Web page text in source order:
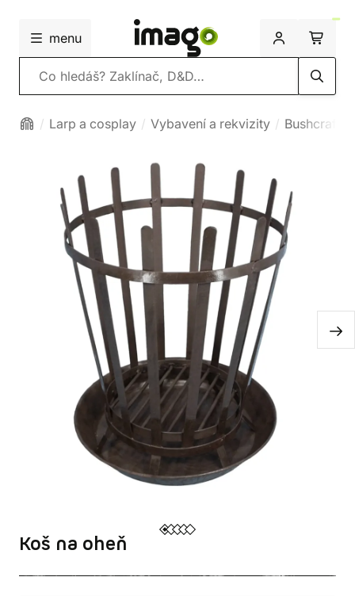
menu
Vyhledávání
Larp a cosplay Vybavení a rekvizity Bushcraft,
Koš na oheň